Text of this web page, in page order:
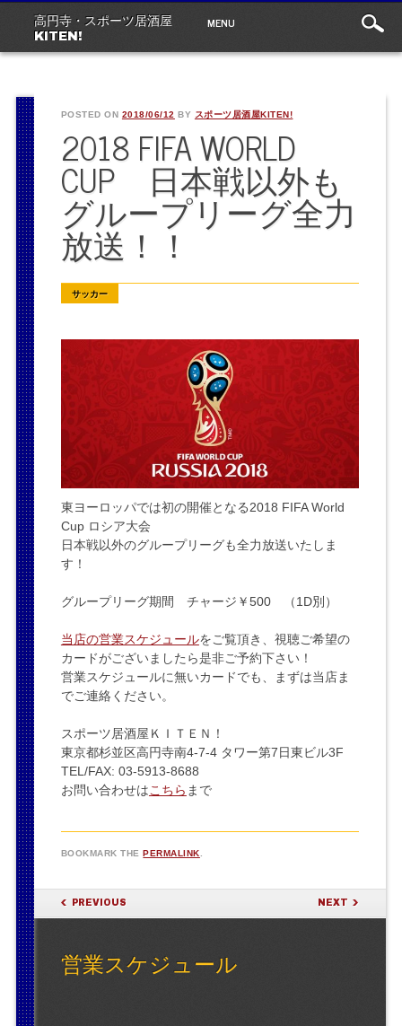
高円寺・スポーツ居酒屋
KITEN!
Main
MENU
POSTED ON 2018/06/12 BY スポーツ居酒屋KITEN!
2018 FIFA WORLD
CUP 日本戦以外も
グループリーグ全力
放送！！
サッカー
東ヨーロッパでは初の開催となる2018 FIFA World
Cup ロシア大会
日本戦以外のグループリーグも全力放送いたしま
す！
グループリーグ期間 チャージ￥500 （1D別）
当店の営業スケジュールをご覧頂き、視聴ご希望の
カードがございましたら是非ご予約下さい！
営業スケジュールに無いカードでも、まずは当店ま
でご連絡ください。
スポーツ居酒屋ＫＩＴＥＮ！
東京都杉並区高円寺南4-7-4 タワー第7日東ビル3F
TEL/FAX: 03-5913-8688
お問い合わせはこちら まで
BOOKMARK THE PERMALINK.
POST NAVIGATION
PREVIOUS NEXT
営業スケジュール